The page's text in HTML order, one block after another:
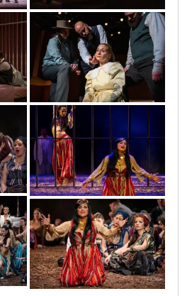
uspavanka_za_aleksiju_rajcic_10